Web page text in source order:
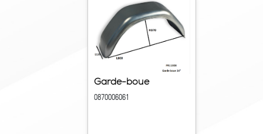
Garde-boue
0870006061